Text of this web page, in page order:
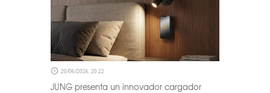
20/06/2026, 20:22
JUNG presenta un innovador cargador